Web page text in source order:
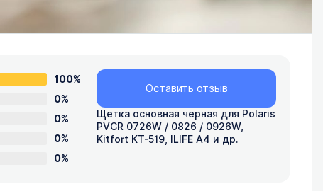
100%
0%
0%
0%
0%
Щетка основная черная для Polaris
PVCR 0726W / 0826 / 0926W,
Kitfort KT-519, ILIFE A4 и др.
Оставить отзыв